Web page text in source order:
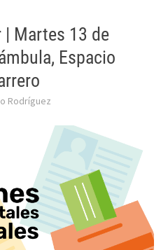
| Martes 13 de
Espacio
Rodríguez